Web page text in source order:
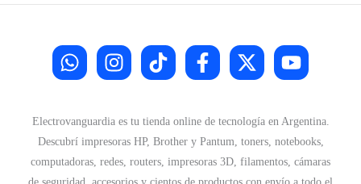
Electrovanguardia es tu tienda online de tecnología en Argentina.
Descubrí impresoras HP, Brother y Pantum, toners, notebooks,
computadoras, redes, routers, impresoras 3D, filamentos, cámaras